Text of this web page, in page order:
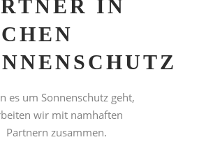
IN
es um Sonnenschutz geht,
wir mit namhaften
Partnern zusammen.